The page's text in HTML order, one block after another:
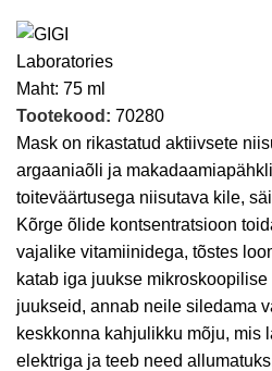
Maht: 75 ml
Tootekood: 70280
Mask on rikastatud aktiivsete
argaaniaõli ja
toiteväärtusega niisutava kile,
Kõrge õlide kontsentratsioon
vajalike vitamiinidega, tõstes
katab iga juukse
juukseid, annab neile siledama
keskkonna kahjulikku mõju, mis
elektriga ja teeb need